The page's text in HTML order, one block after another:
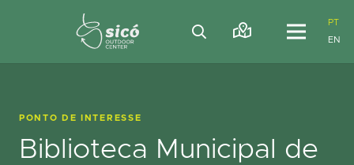
PT
EN
PONTO DE INTERESSE
Biblioteca Municipal de